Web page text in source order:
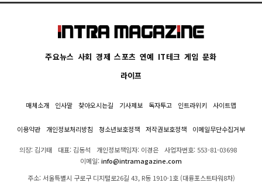
주요뉴스 사회 경제 스포츠 연예 IT테크 게임 문화
라이프
매체소개 인사말 찾아오시는길 기사제보 독자투고 인트라위키 사이트맵
이용약관 개인정보처리방침 청소년보호정책 저작권보호정책 이메일무단수집거부
의장: 김기태 대표: 김동석 개인정보책임자: 이경은
사업자번호: 553-81-03698
이메일:info@intramagazine.com
주소: 서울특별시 구로구 디지털로26길 43, R동 1910-1호 (대륭포스트타워8차)